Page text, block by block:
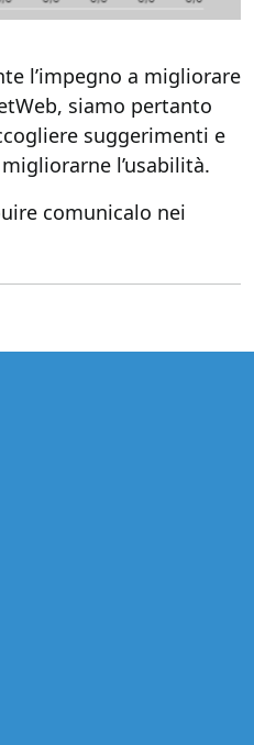
l’impegno a migliorare
siamo pertanto
suggerimenti e
l’usabilità.
comunicalo nei